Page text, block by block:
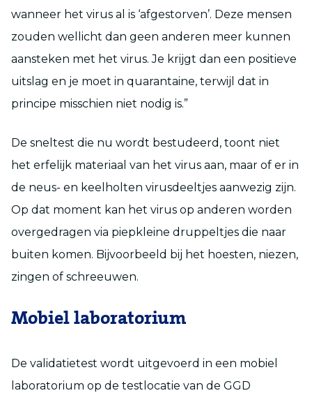
wanneer het virus al is ‘afgestorven’. Deze mensen
zouden wellicht dan geen anderen meer kunnen
aansteken met het virus. Je krijgt dan een positieve
uitslag en je moet in quarantaine, terwijl dat in
principe misschien niet nodig is.”
De sneltest die nu wordt bestudeerd, toont niet
het erfelijk materiaal van het virus aan, maar of er in
de neus- en keelholten virusdeeltjes aanwezig zijn.
Op dat moment kan het virus op anderen worden
overgedragen via piepkleine druppeltjes die naar
buiten komen. Bijvoorbeeld bij het hoesten, niezen,
zingen of schreeuwen.
Mobiel laboratorium
De validatietest wordt uitgevoerd in een mobiel
laboratorium op de testlocatie van de GGD